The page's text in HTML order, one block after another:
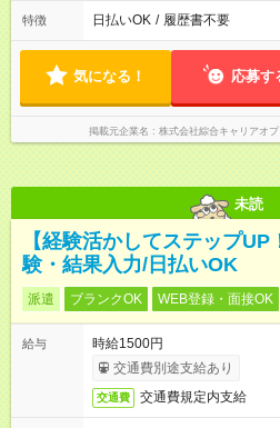
特徴 日払いOK / 履歴書不要
気になる！ 応募す
掲載元企業名 株式会社綜合キャリアオ
未読
【経験活かしてステップ
験・結果入力/日払いOK
派遣 ブランクOK WEB登録・面接OK
給与
時給1500円
交通費別途支給あり
交通費 交通費規定内支給